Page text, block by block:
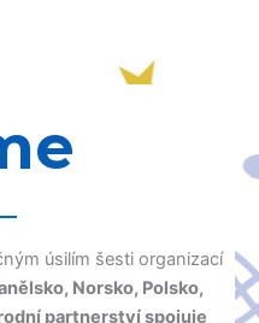
úsilím šesti organizací
Norsko, Polsko,
partnerství spojuje